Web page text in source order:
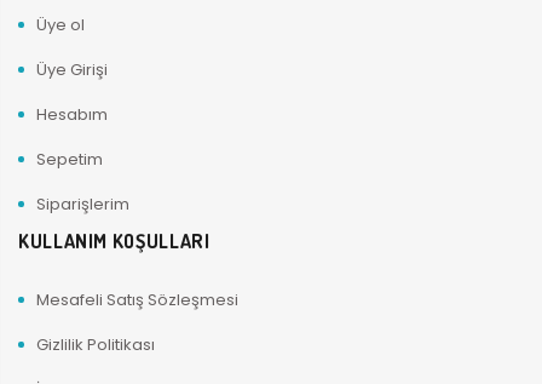
Üye ol
Üye Girişi
Hesabım
Sepetim
Siparişlerim
KULLANIM KOŞULLARI
Mesafeli Satış Sözleşmesi
Gizlilik Politikası